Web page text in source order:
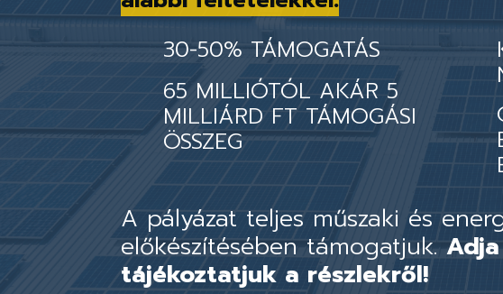
30-50% TÁMOGATÁS
65 MILLIÓTÓL AKÁR 5
MILLIÁRD FT TÁMOGÁSI
ÖSSZEG
A pályázat teljes műszaki és
előkészítésében támogatjuk.
tájékoztatjuk a részlekről!